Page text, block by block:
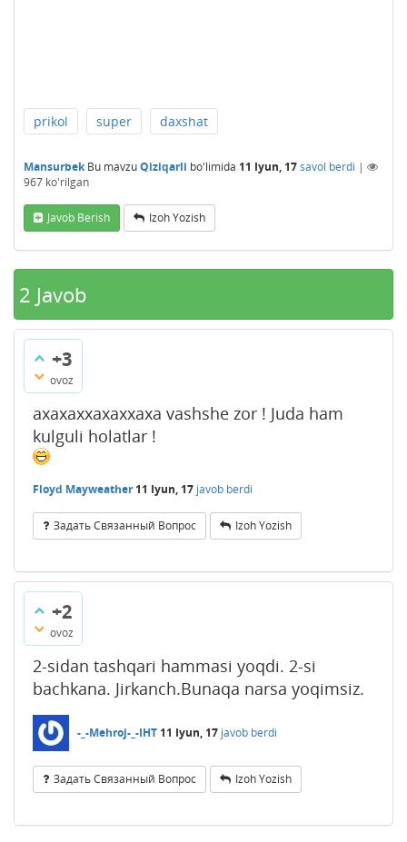
prikol super daxshat
Mansurbek Bu mavzuQiziqarli bo'limida 11 Iyun, 17savol berdi |
967 ko'rilgan
Javob Berish Izoh Yozish
2 Javob
+3
ovoz
axaxaxxaxaxxaxa vashshe zor ! Juda ham
kulguli holatlar !
Floyd Mayweather 11 Iyun, 17 javob berdi
Задать Связанный Вопрос Izoh Yozish
+2
ovoz
2-sidan tashqari hammasi yoqdi. 2-si
bachkana. Jirkanch.Bunaqa narsa yoqimsiz.
-_-Mehroj-_-IHT 11 Iyun, 17 javob berdi
Задать Связанный Вопрос Izoh Yozish